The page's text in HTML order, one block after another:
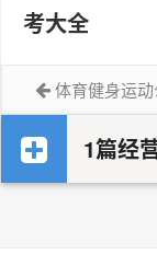
考大全
体育健身运
1篇经